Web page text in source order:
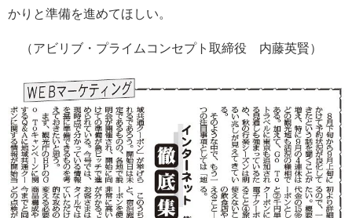
かりと準備を進めてほしい。
（アビリブ・プライムコンセプト取締役 内藤英賢）